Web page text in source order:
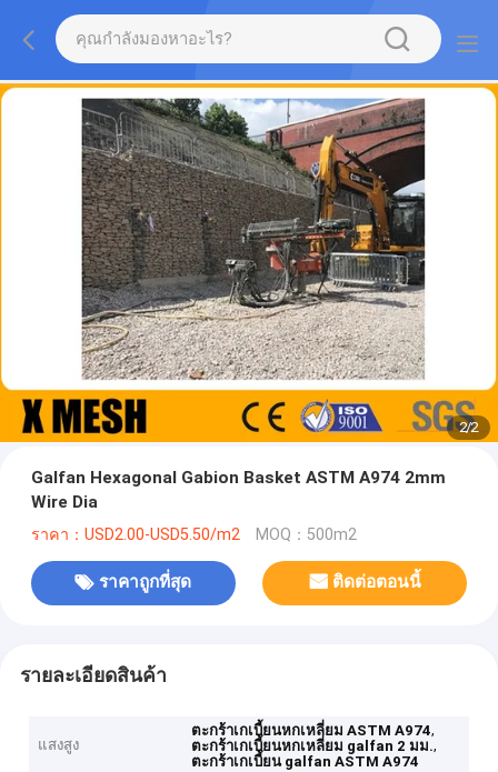
2/2
Galfan Hexagonal Gabion Basket ASTM A974 2mm
Wire Dia
ราคา：USD2.00-USD5.50/m2 MOQ：500m2
ราคาถูกที่สุด ติดต่อตอนนี้
รายละเอียดสินค้า
แสงสูง
ตะกร้าเกเบี้ยนหกเหลี่ยม ASTM A974,
ตะกร้าเกเบี้ยนหกเหลี่ยม galfan 2 มม.,
ตะกร้าเกเบี้ยน galfan ASTM A974